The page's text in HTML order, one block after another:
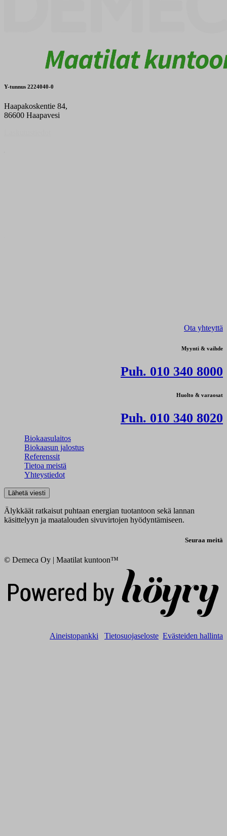
Y-tunnus 2224040-0
Haapakoskentie 84,
86600 Haapavesi
Ota yhteyttä
Myynti & vaihde
Puh. 010 340 8000
Huolto & varaosat
Puh. 010 340 8020
Biokaasulaitos
Biokaasun jalostus
Referenssit
Tietoa meistä
Yhteystiedot
Lähetä viesti
Älykkäät ratkaisut puhtaan energian tuotantoon sekä lannan
käsittelyyn ja maatalouden sivuvirtojen hyödyntämiseen.
Seuraa meitä
© Demeca Oy | Maatilat kuntoon™
Aineistopankki Tietosuojaseloste Evästeiden hallinta